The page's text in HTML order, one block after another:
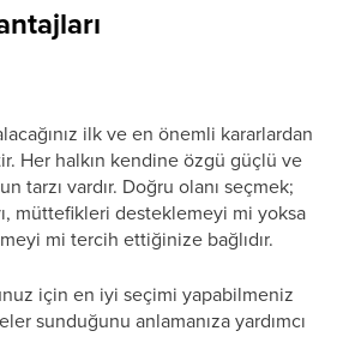
ilk ve en önemli kararlardan
Her halkın kendine özgü güçlü ve
tarzı vardır. Doğru olanı seçmek;
müttefikleri desteklemeyi mi yoksa
mi tercih ettiğinize bağlıdır.
için en iyi seçimi yapabilmeniz
sunduğunu anlamanıza yardımcı